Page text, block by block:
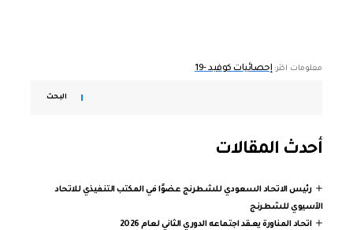
معلومات اكثر:إحصائيات كوفيد -19
البحث
أحدث المقالات
رئيس الاتحاد السعودي للشطرنج عضوًا في المكتب التنفيذي للاتحاد
الآسيوي للشطرنج
اتحاد المناورة يعقد اجتماعه الدوري الثاني لعام 2026